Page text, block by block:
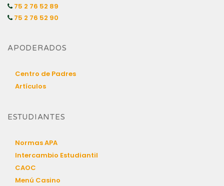
75 2 76 52 89
75 2 76 52 90
APODERADOS
Centro de Padres
Artículos
ESTUDIANTES
Normas APA
Intercambio Estudiantil
CAOC
Menú Casino